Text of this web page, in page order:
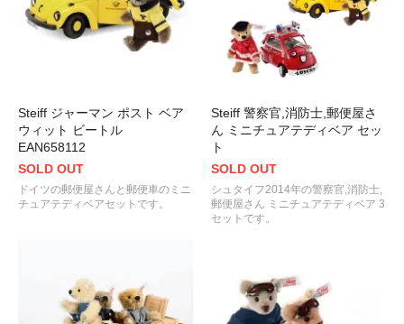
Steiff ジャーマン ポスト ベア
ウィット ビートル
EAN658112
SOLD OUT
ドイツの郵便屋さんと郵便車のミニ
チュアテディベアセットです。
Steiff 警察官,消防士,郵便屋さ
ん ミニチュアテディベア セッ
ト
SOLD OUT
シュタイフ2014年の警察官,消防士,
郵便屋さん ミニチュアテディベア 3
セットです。